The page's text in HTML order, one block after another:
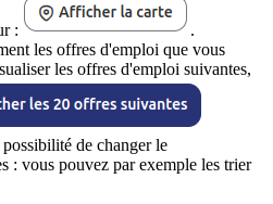
:
.
les offres d'emploi que vous
les offres d'emploi suivantes,
de changer le
: vous pouvez par exemple les trier